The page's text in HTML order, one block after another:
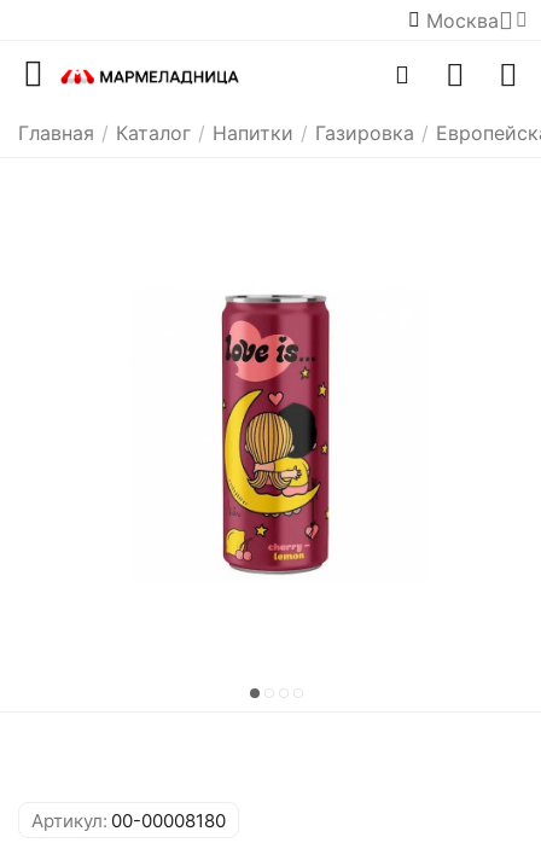
Москва
Главная / Каталог / Напитки / Газировка /
Артикул: 00-00008180